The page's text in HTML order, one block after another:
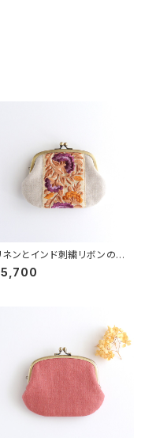
ネンとインド刺繍リボンの親
がま口財布